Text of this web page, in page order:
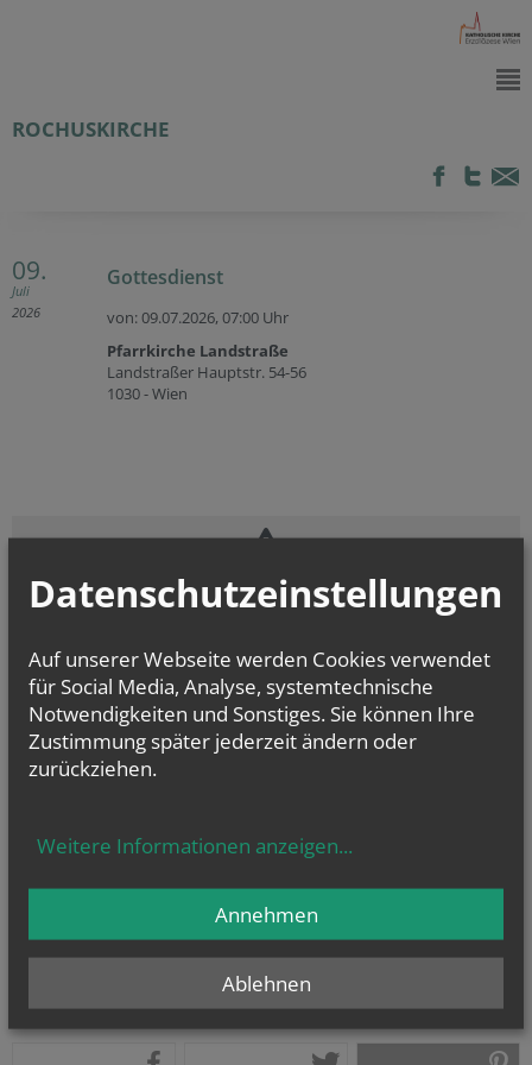
ROCHUSKIRCHE
09.
Juli
2026
Gottesdienst
von: 09.07.2026,07:00 Uhr
Pfarrkirche Landstraße
Landstraßer Hauptstr. 54-56
1030 - Wien
Zustimmung erforderlich!
Bitte akzeptieren Sie
Cookies von Google Mapsund
laden Sie die
vorherige
Datenschutzeinstellungen
Auf unserer Webseite werden Cookies verwendet
für Social Media, Analyse, systemtechnische
Notwendigkeiten und Sonstiges. Sie können Ihre
Zustimmung später jederzeit ändern oder
zurückziehen.
Weitere Informationen anzeigen...
Ablehnen
Annehmen